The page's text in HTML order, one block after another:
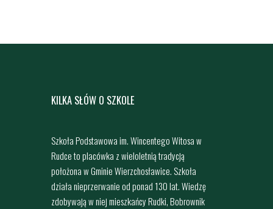
KILKA SŁÓW O SZKOLE
Szkoła Podstawowa im. Wincentego Witosa w
Rudce to placówka z wieloletnią tradycją
położona w Gminie Wierzchosławice. Szkoła
działa nieprzerwanie od ponad 130 lat. Wiedzę
zdobywają w niej mieszkańcy Rudki, Bobrownik